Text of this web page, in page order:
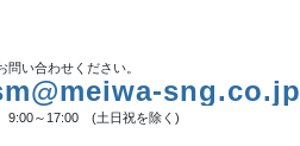
問い合わせください。
sng.co.jp
9:00～17:00 (土日祝を除く)